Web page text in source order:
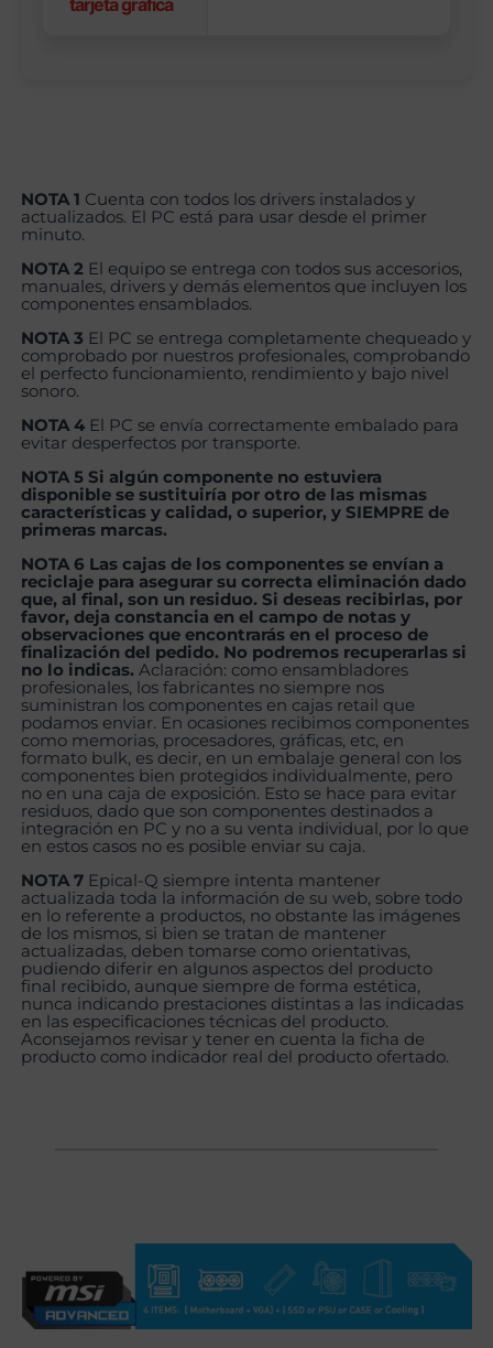
tarjeta gráfica
NOTA 1 Cuenta con todos los drivers instalados y
actualizados. El PC está para usar desde el primer
minuto.
NOTA 2 El equipo se entrega con todos sus accesorios,
manuales, drivers y demás elementos que incluyen los
componentes ensamblados.
NOTA 3 El PC se entrega completamente chequeado y
comprobado por nuestros profesionales, comprobando
el perfecto funcionamiento, rendimiento y bajo nivel
sonoro.
NOTA 4 El PC se envía correctamente embalado para
evitar desperfectos por transporte.
NOTA 5 Si algún componente no estuviera
disponible se sustituiría por otro de las mismas
características y calidad, o superior, y SIEMPRE de
primeras marcas.
NOTA 6 Las cajas de los componentes se envían a
reciclaje para asegurar su correcta eliminación dado
que, al final, son un residuo. Si deseas recibirlas, por
favor, deja constancia en el campo de notas y
observaciones que encontrarás en el proceso de
finalización del pedido. No podremos recuperarlas si
no lo indicas. Aclaración: como ensambladores
profesionales, los fabricantes no siempre nos
suministran los componentes en cajas retail que
podamos enviar. En ocasiones recibimos componentes
como memorias, procesadores, gráficas, etc, en
formato bulk, es decir, en un embalaje general con los
componentes bien protegidos individualmente, pero
no en una caja de exposición. Esto se hace para evitar
residuos, dado que son componentes destinados a
integración en PC y no a su venta individual, por lo que
en estos casos no es posible enviar su caja.
NOTA 7 Epical-Q siempre intenta mantener
actualizada toda la información de su web, sobre todo
en lo referente a productos, no obstante las imágenes
de los mismos, si bien se tratan de mantener
actualizadas, deben tomarse como orientativas,
pudiendo diferir en algunos aspectos del producto
final recibido, aunque siempre de forma estética,
nunca indicando prestaciones distintas a las indicadas
en las especificaciones técnicas del producto.
Aconsejamos revisar y tener en cuenta la ficha de
producto como indicador real del producto ofertado.